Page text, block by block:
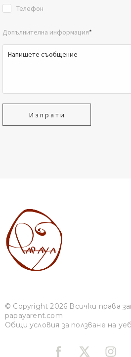
Телефон
Допълнителна информация*
Изпрати
© Copyright 2026 Всички права
papayarent.com
Общи условия за ползване на